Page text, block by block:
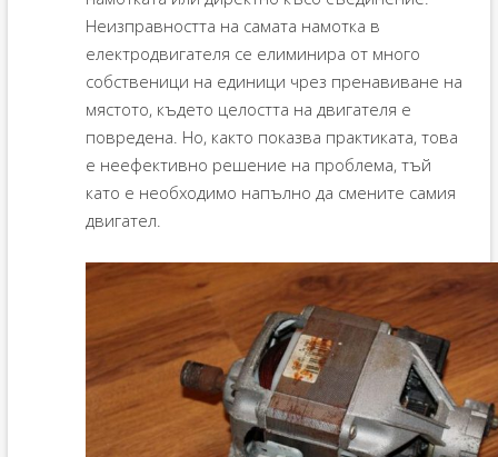
Неизправността на самата намотка в
електродвигателя се елиминира от много
собственици на единици чрез пренавиване на
мястото, където целостта на двигателя е
повредена. Но, както показва практиката, това
е неефективно решение на проблема, тъй
като е необходимо напълно да смените самия
двигател.